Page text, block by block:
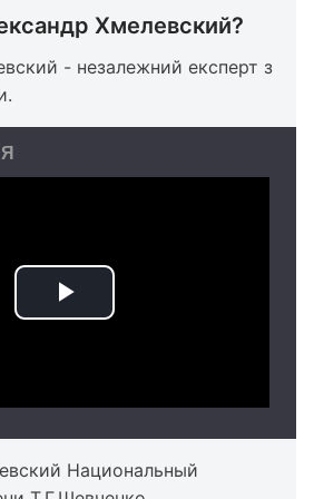
Хмелевский?
- незалежний експерт з
Национальный